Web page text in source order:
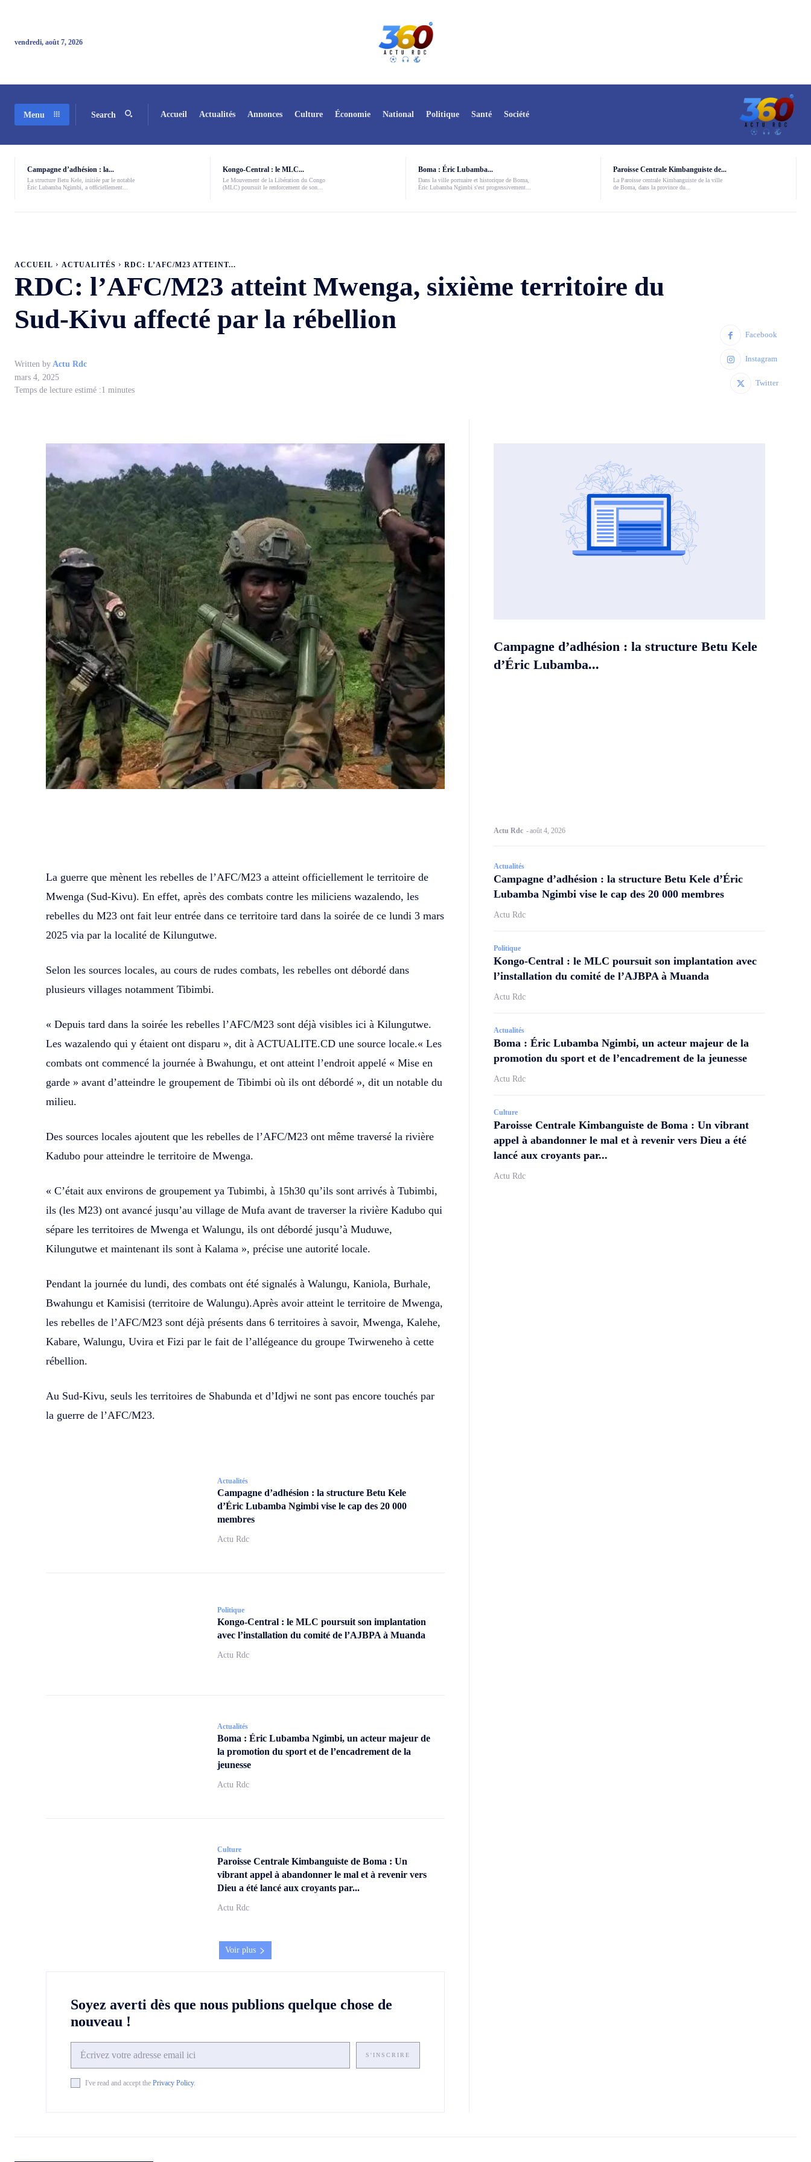
vendredi, août 7, 2026
Menu Search Accueil Actualités Annonces Culture Économie National Politique Santé Société
Campagne d’adhésion : la...
La structure Betu Kele, initiée par le notable
Éric Lubamba Ngimbi, a officiellement...
Kongo-Central : le MLC...
Le Mouvement de la Libération du Congo
(MLC) poursuit le renforcement de son...
Boma : Éric Lubamba...
Dans la ville portuaire et historique de Boma,
Éric Lubamba Ngimbi s'est progressivement...
Paroisse Centrale Kimbanguiste de...
La Paroisse centrale Kimbanguiste de la ville
de Boma, dans la province du...
ACCUEIL ACTUALITÉS RDC: L’AFC/M23 ATTEINT...
RDC: l’AFC/M23 atteint Mwenga, sixième territoire du
Sud-Kivu affecté par la rébellion
Written by Actu Rdc
mars 4, 2025
Temps de lecture estimé :1 minutes
Facebook
Instagram
Twitter
La guerre que mènent les rebelles de l’AFC/M23 a atteint officiellement le territoire de
Mwenga (Sud-Kivu). En effet, après des combats contre les miliciens wazalendo, les
rebelles du M23 ont fait leur entrée dans ce territoire tard dans la soirée de ce lundi 3 mars
2025 via par la localité de Kilungutwe.
Selon les sources locales, au cours de rudes combats, les rebelles ont débordé dans
plusieurs villages notamment Tibimbi.
« Depuis tard dans la soirée les rebelles l’AFC/M23 sont déjà visibles ici à Kilungutwe.
Les wazalendo qui y étaient ont disparu », dit à ACTUALITE.CD une source locale.« Les
combats ont commencé la journée à Bwahungu, et ont atteint l’endroit appelé « Mise en
garde » avant d’atteindre le groupement de Tibimbi où ils ont débordé », dit un notable du
milieu.
Des sources locales ajoutent que les rebelles de l’AFC/M23 ont même traversé la rivière
Kadubo pour atteindre le territoire de Mwenga.
« C’était aux environs de groupement ya Tubimbi, à 15h30 qu’ils sont arrivés à Tubimbi,
ils (les M23) ont avancé jusqu’au village de Mufa avant de traverser la rivière Kadubo qui
sépare les territoires de Mwenga et Walungu, ils ont débordé jusqu’à Muduwe,
Kilungutwe et maintenant ils sont à Kalama », précise une autorité locale.
Pendant la journée du lundi, des combats ont été signalés à Walungu, Kaniola, Burhale,
Bwahungu et Kamisisi (territoire de Walungu).Après avoir atteint le territoire de Mwenga,
les rebelles de l’AFC/M23 sont déjà présents dans 6 territoires à savoir, Mwenga, Kalehe,
Kabare, Walungu, Uvira et Fizi par le fait de l’allégeance du groupe Twirweneho à cette
rébellion.
Au Sud-Kivu, seuls les territoires de Shabunda et d’Idjwi ne sont pas encore touchés par
la guerre de l’AFC/M23.
Actualités
Campagne d’adhésion : la structure Betu Kele
d’Éric Lubamba Ngimbi vise le cap des 20 000
membres
Actu Rdc
Politique
Kongo-Central : le MLC poursuit son implantation
avec l’installation du comité de l’AJBPA à Muanda
Actu Rdc
Actualités
Boma : Éric Lubamba Ngimbi, un acteur majeur de
la promotion du sport et de l’encadrement de la
jeunesse
Actu Rdc
Culture
Paroisse Centrale Kimbanguiste de Boma : Un
vibrant appel à abandonner le mal et à revenir vers
Dieu a été lancé aux croyants par...
Actu Rdc
Voir plus
Soyez averti dès que nous publions quelque chose de
nouveau !
S'INSCRIRE
I've read and accept the Privacy Policy.
Campagne d’adhésion : la structure Betu Kele
d’Éric Lubamba...
Actu Rdc -août 4, 2026
Actualités
Campagne d’adhésion : la structure Betu Kele d’Éric
Lubamba Ngimbi vise le cap des 20 000 membres
Actu Rdc
Politique
Kongo-Central : le MLC poursuit son implantation avec
l’installation du comité de l’AJBPA à Muanda
Actu Rdc
Actualités
Boma : Éric Lubamba Ngimbi, un acteur majeur de la
promotion du sport et de l’encadrement de la jeunesse
Actu Rdc
Culture
Paroisse Centrale Kimbanguiste de Boma : Un vibrant
appel à abandonner le mal et à revenir vers Dieu a été
lancé aux croyants par...
Actu Rdc